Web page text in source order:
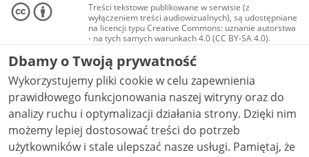
Treści tekstowe publikowane w serwisie (z
wyłączeniem treści audiowizualnych), są udostępniane
na licencji typu Creative Commons: uznanie autorstwa
- na tych samych warunkach 4.0 (CC BY-SA 4.0).
Materiały audiowizualne, w tym zdjęcia, materiały
audio i wideo, są udostępniane na licencji typu
Creative Commons: uznanie autorstwa użycie
niekomercyjne - bez utworów zależnych 4.0 (CC BY-
NC-ND 4.0), o ile nie jest to stwierdzone inaczej.
Dbamy o Twoją prywatność
Wykorzystujemy pliki cookie w celu zapewnienia
prawidłowego funkcjonowania naszej witryny oraz do
analizy ruchu i optymalizacji działania strony. Dzięki nim
możemy lepiej dostosować treści do potrzeb
użytkowników i stale ulepszać nasze usługi. Pamiętaj, że